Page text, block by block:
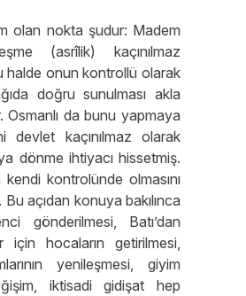
olan nokta şudur: Madem
(asrîlik) kaçınılmaz
halde onun kontrollü olarak
doğru sunulması akla
Osmanlı da bunu yapmaya
devlet kaçınılmaz olarak
dönme ihtiyacı hissetmiş.
kendi kontrolünde olmasını
açıdan konuya bakılınca
gönderilmesi, Batı’dan
için hocaların getirilmesi,
yenileşmesi, giyim
iktisadi gidişat hep